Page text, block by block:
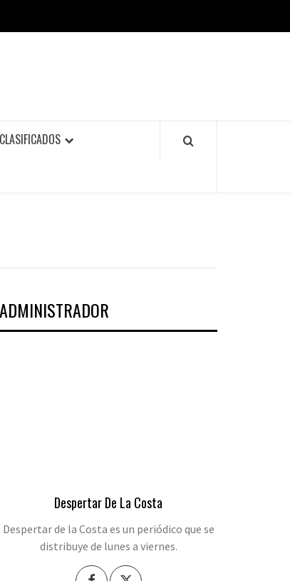
CLASIFICADOS
ADMINISTRADOR
Despertar De La Costa
Despertar de la Costa es un periódico que se
distribuye de lunes a viernes.